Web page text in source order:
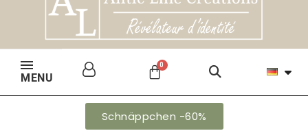
MENU
Schnäppchen -60%